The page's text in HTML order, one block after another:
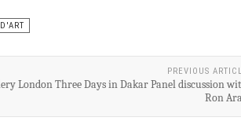
PREVIOUS
London Three Days in Dakar Panel discussion
Ron